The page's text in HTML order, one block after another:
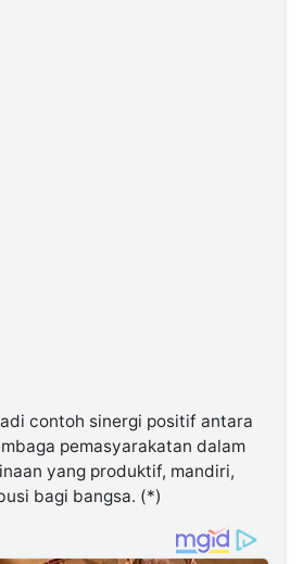
contoh sinergi positif antara
pemasyarakatan dalam
yang produktif, mandiri,
bagi bangsa. (*)